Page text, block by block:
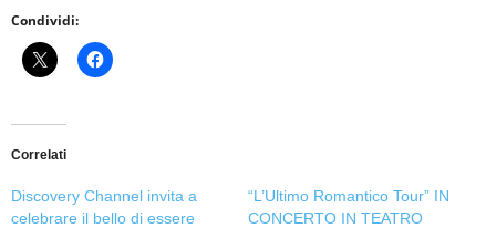
Condividi:
Correlati
Discovery Channel invita a
celebrare il bello di essere
“L’Ultimo Romantico Tour” IN
CONCERTO IN TEATRO